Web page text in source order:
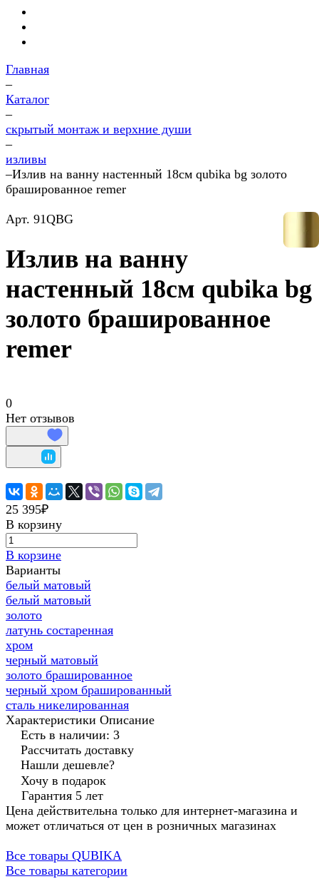
Главная
–
Каталог
–
скрытый монтаж и верхние души
–
изливы
–Излив на ванну настенный 18см qubika bg золото
брашированное remer
Арт. 91QBG
Излив на ванну
настенный 18см qubika bg
золото брашированное
remer
0
Нет отзывов
25 395₽
В корзину
В корзине
Варианты
белый матовый
белый матовый
золото
латунь состаренная
хром
черный матовый
золото брашированное
черный хром брашированный
сталь никелированная
Характеристики Описание
Есть в наличии: 3
Рассчитать доставку
Нашли дешевле?
Хочу в подарок
Гарантия 5 лет
Цена действительна только для интернет-магазина и
может отличаться от цен в розничных магазинах
Все товары QUBIKA
Все товары категории